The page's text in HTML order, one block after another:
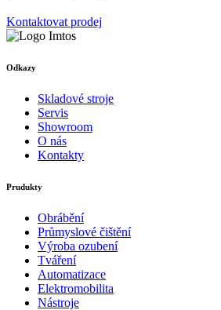
Kontaktovat prodej
Odkazy
Skladové stroje
Servis
Showroom
O nás
Kontakty
Prudukty
Obrábění
Průmyslové čištění
Výroba ozubení
Tváření
Automatizace
Elektromobilita
Nástroje